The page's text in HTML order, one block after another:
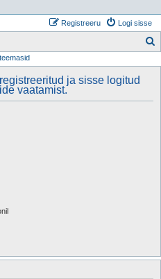
Logi sisse
Registreeru
ja sisse logitud
vaatamist.